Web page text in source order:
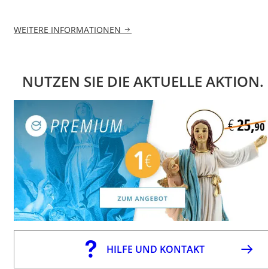
WEITERE INFORMATIONEN
NUTZEN SIE DIE AKTUELLE AKTION.
HILFE UND KONTAKT